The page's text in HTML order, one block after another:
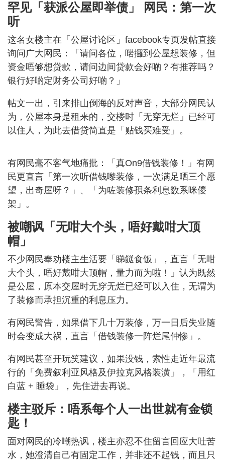
罕见「获派公屋即举债」 网民：第一次
听
这名女楼主在「公屋讨论区」facebook专页发帖直接
询问广大网民：「请问各位，啱攞到公屋想装修，但
资金唔够想贷款，请问边间贷款会好啲？有推荐吗？
银行好啲定财务公司好啲？」
帖文一出，引来排山倒海的反对声音，大部分网民认
为，公屋本身是租来的，交楼时「无穿无烂」已经可
以住人，为此去借贷简直是「贴钱买难受」。
有网民毫不客气地痛批：「真On9借钱装修！」有网
民更直言「第一次听借钱嚟装修，一次满足晒三个愿
望，出奇屋呀？」、「为咗装修孭条利息数系咪儍
架」。
被嘲讽「无咁大个头，唔好戴咁大顶
帽」
不少网民奉劝楼主生活要「睇餸食饭」，直言「无咁
大个头，唔好戴咁大顶帽，量力而为啦！」认为既然
是公屋，原本交屋时无穿无烂已经可以入住，无谓为
了装修而承担沉重的利息压力。
有网民警告，如果借下几十万装修，万一日后失业随
时会变成大祸，直言「借钱装修一阵烂尾仲惨」。
有网民甚至开玩笑建议，如果没钱，索性走近年最流
行的「免费叙利亚风格及伊拉克风格装潢」，「用红
白蓝 + 睡袋」，先住进去再说。
楼主驳斥：唔系每个人一出世就有金锁
匙！
面对网民的冷嘲热讽，楼主亦忍不住留言回应大吐苦
水，她澄清自己有固定工作，并非还不起钱，而且只